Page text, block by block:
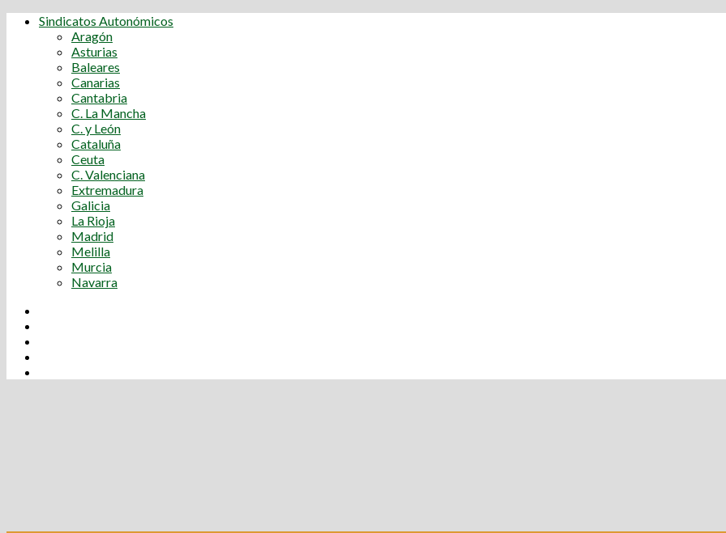
Sindicatos Autonómicos
Aragón
Asturias
Baleares
Canarias
Cantabria
C. La Mancha
C. y León
Cataluña
Ceuta
C. Valenciana
Extremadura
Galicia
La Rioja
Madrid
Melilla
Murcia
Navarra
fb